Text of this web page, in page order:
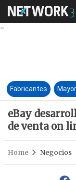
Fabricantes
eBay
de venta on
Home Negocios